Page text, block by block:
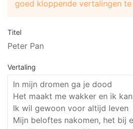
goed kloppende vertalingen
Titel
Peter Pan
Vertaling